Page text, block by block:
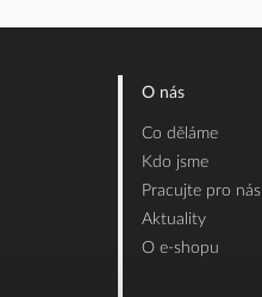
O nás
Co děláme
Kdo jsme
Pracujte pro nás
Aktuality
O e-shopu